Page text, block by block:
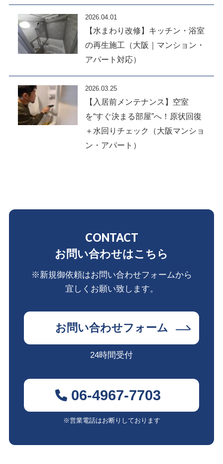
2026.04.01
【水まわり改修】キッチン・浴室
の再生施工（大阪｜マンション・
アパート対応）
2026.03.25
【入居前メンテナンス】空室
を“すぐ決まる部屋”へ！原状回復
＋水回りチェック（大阪マンショ
ン・アパート）
CONTACT
お問い合わせはこちら
※新規御依頼はお問い合わせフォームから
宜しくお願い致します。
お問い合わせフォーム
24時間受付
06-4967-7703
※営業電話はお断りしております